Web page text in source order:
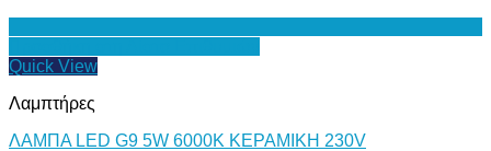
Quick View
Λαμπτήρες
ΛΑΜΠΑ LED G9 5W 6000Κ ΚΕΡΑΜΙΚΗ 230V